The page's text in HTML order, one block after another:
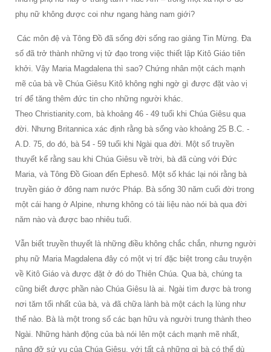
phụ nữ không được coi như ngang hàng nam giới?
Các môn đệ và Tông Đồ đã sống đời sống rao giảng Tin Mừng. Đa
số đã trở thành những vị tử đạo trong việc thiết lập Kitô Giáo tiên
khởi. Vậy Maria Magdalena thì sao? Chứng nhân một cách mạnh
mẽ của bà về Chúa Giêsu Kitô không nghi ngờ gì được đặt vào vị
trí để tăng thêm đức tin cho những người khác.
Theo Christianity.com, bà khoảng 46 - 49 tuổi khi Chúa Giêsu qua
đời. Nhưng Britannica xác định rằng bà sống vào khoảng 25 B.C. -
A.D. 75, do đó, bà 54 - 59 tuổi khi Ngài qua đời. Một số truyền
thuyết kể rằng sau khi Chúa Giêsu về trời, bà đã cùng với Đức
Maria, và Tông Đồ Gioan đến Ephesô. Một số khác lại nói rằng bà
truyền giáo ở đông nam nước Pháp. Bà sống 30 năm cuối đời trong
một cái hang ở Alpine, nhưng không có tài liệu nào nói bà qua đời
năm nào và được bao nhiêu tuổi.
Vẫn biết truyền thuyết là những điều không chắc chắn, nhưng người
phụ nữ Maria Magdalena đây có một vị trí đặc biệt trong câu truyện
về Kitô Giáo và được đặt ở đó do Thiên Chúa. Qua bà, chúng ta
cũng biết được phần nào Chúa Giêsu là ai. Ngài tìm được bà trong
nơi tăm tối nhất của bà, và đã chữa lành bà một cách lạ lùng như
thế nào. Bà là một trong số các bạn hữu và người trung thành theo
Ngài. Những hành động của bà nói lên một cách mạnh mẽ nhất,
nâng đỡ sứ vụ của Chúa Giêsu, với tất cả những gì bà có thể dù